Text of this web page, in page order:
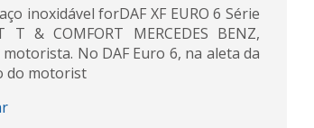
inoxidável forDAF XF EURO 6 Série
& COMFORT MERCEDES BENZ,
No DAF Euro 6, na aleta da
do motorist